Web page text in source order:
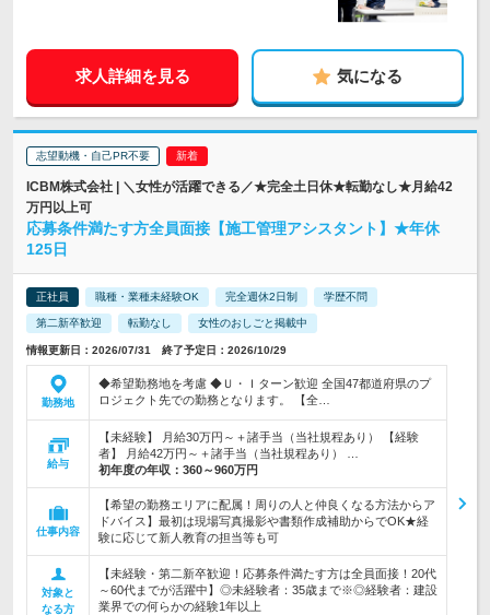
求人詳細を見る 気になる
志望動機・自己PR不要
ICBM株式会社 | ＼女性が活躍できる／★完全土日休★転勤なし★月給42
万円以上可
応募条件満たす方全員面接【施工管理アシスタント】★年休
125日
正社員 職種・業種未経験OK 完全週休2日制 学歴不問
第二新卒歓迎 転勤なし 女性のおしごと掲載中
情報更新日：2026/07/31 終了予定日：2026/10/29
勤務地
◆希望勤務地を考慮 ◆Ｕ・Ｉターン歓迎 全国47都道府県のプ
ロジェクト先での勤務となります。 【全…
給与
【未経験】 月給30万円～＋諸手当（当社規程あり） 【経験
者】 月給42万円～＋諸手当（当社規程あり） …
初年度の年収： 360～960万円
仕事内容
【希望の勤務エリアに配属！周りの人と仲良くなる方法からア
ドバイス】最初は現場写真撮影や書類作成補助からでOK★経
験に応じて新人教育の担当等も可
対象と
なる方
【未経験・第二新卒歓迎！応募条件満たす方は全員面接！20代
～60代までが活躍中】◎未経験者：35歳まで※◎経験者：建設
業界での何らかの経験1年以上